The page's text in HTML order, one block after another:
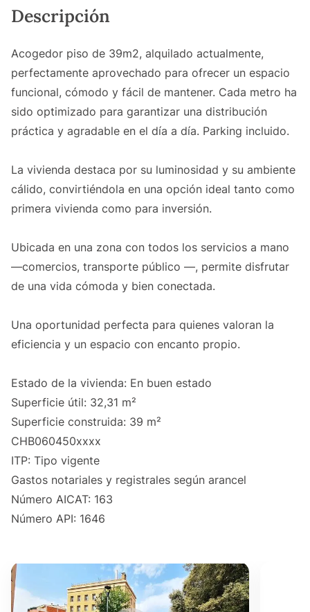
Descripción
Acogedor piso de 39m2, alquilado actualmente,
perfectamente aprovechado para ofrecer un espacio
funcional, cómodo y fácil de mantener. Cada metro ha
sido optimizado para garantizar una distribución
práctica y agradable en el día a día. Parking incluido.
La vivienda destaca por su luminosidad y su ambiente
cálido, convirtiéndola en una opción ideal tanto como
primera vivienda como para inversión.
Ubicada en una zona con todos los servicios a mano
—comercios, transporte público —, permite disfrutar
de una vida cómoda y bien conectada.
Una oportunidad perfecta para quienes valoran la
eficiencia y un espacio con encanto propio.
Estado de la vivienda: En buen estado
Superficie útil: 32,31 m²
Superficie construida: 39 m²
CHB060450xxxx
ITP: Tipo vigente
Gastos notariales y registrales según arancel
Número AICAT: 163
Número API: 1646